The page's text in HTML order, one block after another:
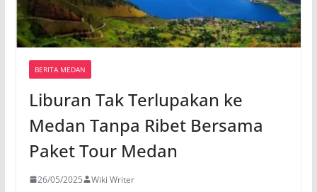
BERITA MEDAN
Liburan Tak Terlupakan ke
Medan Tanpa Ribet Bersama
Paket Tour Medan
26/05/2025 Wiki Writer